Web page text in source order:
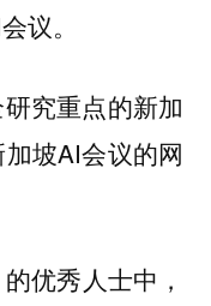
议。
究重点的新加
坡AI会议的网
优秀人士中，